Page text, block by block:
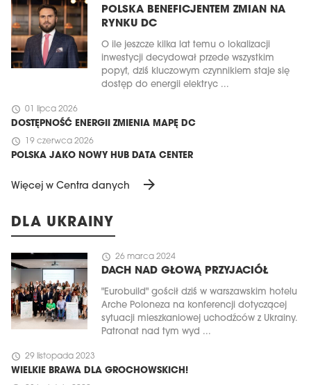
POLSKA BENEFICJENTEM ZMIAN NA
RYNKU DC
O ile jeszcze kilka lat temu o lokalizacji
inwestycji decydował przede wszystkim
popyt, dziś kluczowym czynnikiem staje się
dostęp do energii elektryc ...
schedule 01 lipca 2026
DOSTĘPNOŚĆ ENERGII ZMIENIA MAPĘ DC
schedule 19 czerwca 2026
POLSKA JAKO NOWY HUB DATA CENTER
Więcej w Centra danych arrow_forward
DLA UKRAINY
schedule 26 marca 2024
DACH NAD GŁOWĄ PRZYJACIÓŁ
"Eurobuild" gościł dziś w warszawskim hotelu
Arche Poloneza na konferencji dotyczącej
sytuacji mieszkaniowej uchodźców z Ukrainy.
Patronat nad tym wyd ...
schedule 29 listopada 2023
WIELKIE BRAWA DLA GROCHOWSKICH!